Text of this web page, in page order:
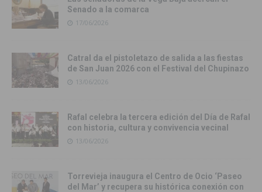
Senado a la comarca
17/06/2026
Catral da el pistoletazo de salida a las fiestas
de San Juan 2026 con el Festival del Chupinazo
13/06/2026
Rafal celebra la tercera edición del Día de Rafal
con historia, cultura y convivencia vecinal
13/06/2026
Torrevieja inaugura el Centro de Ocio ‘Paseo
del Mar’ y recupera su histórica conexión con